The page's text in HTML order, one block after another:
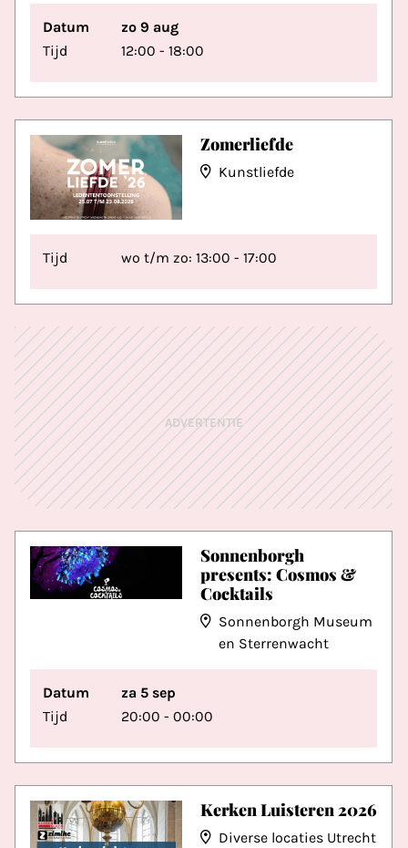
Datum
zo 9 aug
Tijd
12:00 - 18:00
Zomerliefde
Kunstliefde
Tijd wo t/m zo: 13:00 - 17:00
ADVERTENTIE
Sonnenborgh
presents: Cosmos &
Cocktails
Sonnenborgh Museum
en Sterrenwacht
Datum
za 5 sep
Tijd
20:00 - 00:00
Kerken Luisteren 2026
Diverse locaties Utrecht